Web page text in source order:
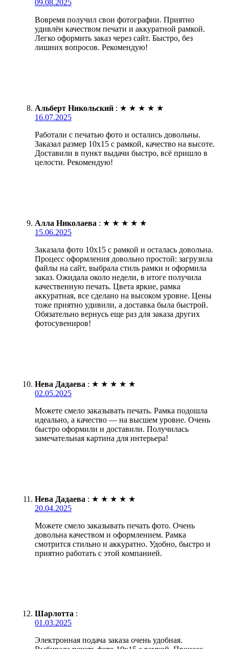
09.08.2025
Вовремя получил свои фотографии. Приятно
удивлён качеством печати и аккуратной рамкой.
Легко оформить заказ через сайт. Быстро, без
лишних вопросов. Рекомендую!
Альберт Никольский : ★ ★ ★ ★ ★
16.07.2025
Работали с печатью фото и остались довольны.
Заказал размер 10х15 с рамкой, качество на высоте.
Доставили в пункт выдачи быстро, всё пришло в
целости. Рекомендую!
Алла Николаева : ★ ★ ★ ★ ★
15.06.2025
Заказала фото 10х15 с рамкой и осталась довольна.
Процесс оформления довольно простой: загрузила
файлы на сайт, выбрала стиль рамки и оформила
заказ. Ожидала около недели, в итоге получила
качественную печать. Цвета яркие, рамка
аккуратная, все сделано на высоком уровне. Цены
тоже приятно удивили, а доставка была быстрой.
Обязательно вернусь еще раз для заказа других
фотосувениров!
Нева Дадаева : ★ ★ ★ ★ ★
02.05.2025
Можете смело заказывать печать. Рамка подошла
идеально, а качество — на высшем уровне. Очень
быстро оформили и доставили. Получилась
замечательная картина для интерьера!
Нева Дадаева : ★ ★ ★ ★ ★
20.04.2025
Можете смело заказывать печать фото. Очень
довольна качеством и оформлением. Рамка
смотрится стильно и аккуратно. Удобно, быстро и
приятно работать с этой компанией.
Шарлотта :
01.03.2025
Электронная подача заказа очень удобная.